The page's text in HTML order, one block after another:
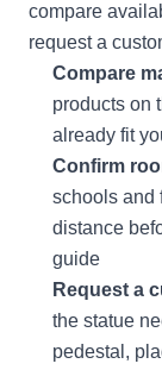
compare
request a
Compare
products on
already fit
Confirm
schools and
distance
guide
Request a
the statue
pedestal,